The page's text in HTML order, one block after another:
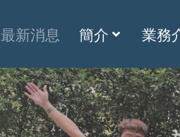
最新消息 簡介 業務